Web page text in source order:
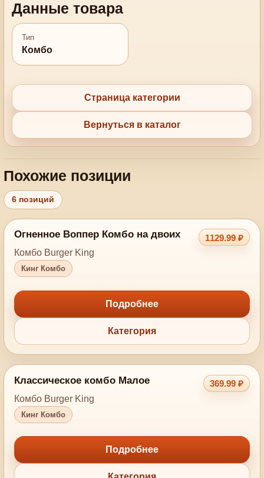
Данные товара
Тип
Комбо
Страница категории
Вернуться в каталог
Похожие позиции
6 позиций
Огненное Воппер Комбо на двоих
1129.99 ₽
Комбо Burger King
Кинг Комбо
Подробнее
Категория
Классическое комбо Малое
369.99 ₽
Комбо Burger King
Кинг Комбо
Подробнее